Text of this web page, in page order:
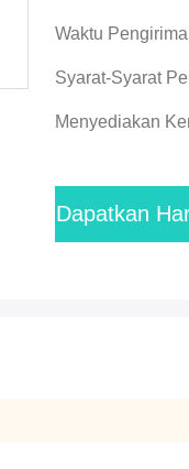
Waktu
Syarat-Syarat
Menyediakan
Dapatkan